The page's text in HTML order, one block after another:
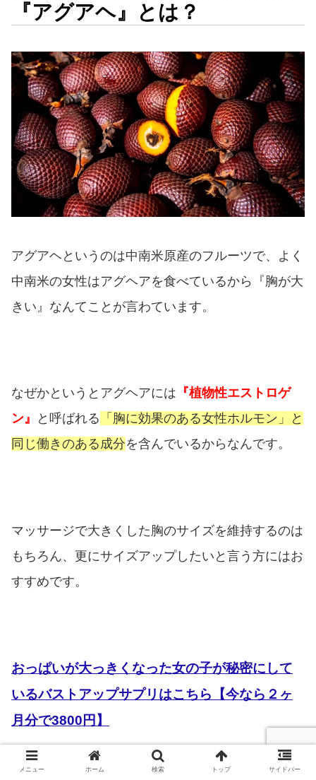
『アグアヘ』とは？
アグアヘというのは中南米原産のフルーツで、よく
中南米の女性はアグヘアを食べているから『胸が大
きい』なんてことが言わています。
なぜかというとアグヘアには 『植物性エストロゲ
ン』
と呼ばれる 「胸に効果のある女性ホルモン」と
同じ働きのある成分を含んでいるからなんです。
マッサージで大きくした胸のサイズを維持するのは
もちろん、更にサイズアップしたいと言う方にはお
すすめです。
おっぱいが大っきくなった女の子が秘密にして
いるバストアップサプリはこちら【今なら２ヶ
月分で3800円】
メニュー ホーム 検索 トップ サイドバー